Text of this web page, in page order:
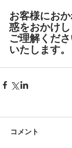
お客様にお
惑をおかけし
ご理解くだ
いたします。
コメント